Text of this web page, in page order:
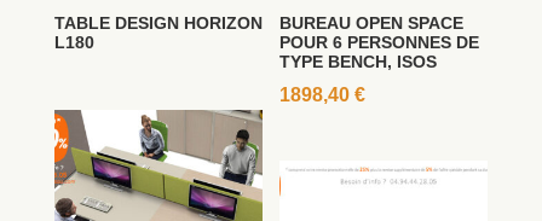
TABLE DESIGN HORIZON
L180
BUREAU OPEN SPACE
POUR 6 PERSONNES DE
TYPE BENCH, ISOS
1898,40€